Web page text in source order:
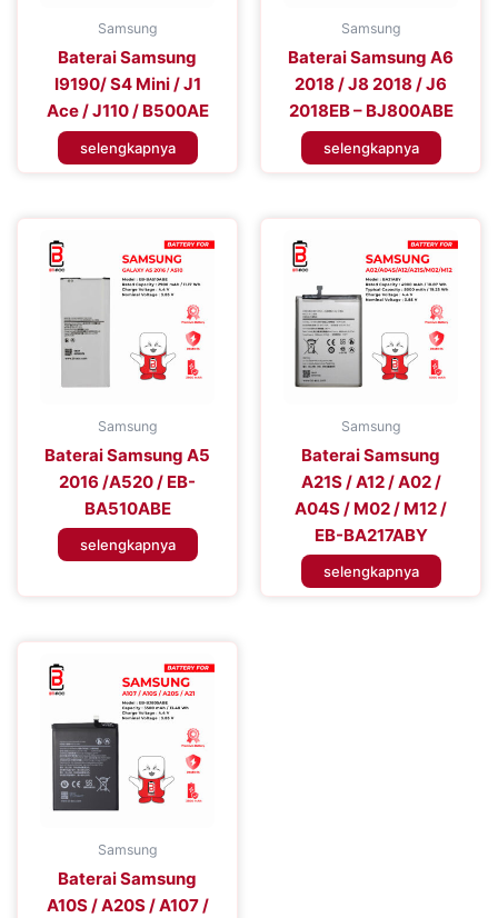
Samsung
Baterai Samsung
I9190/ S4 Mini / J1
Ace / J110 / B500AE
selengkapnya
Samsung
Baterai Samsung A6
2018 / J8 2018 / J6
2018EB – BJ800ABE
selengkapnya
Samsung
Baterai Samsung A5
2016 /A520 / EB-
BA510ABE
selengkapnya
Samsung
Baterai Samsung
A21S / A12 / A02 /
A04S / M02 / M12 /
EB-BA217ABY
selengkapnya
Samsung
Baterai Samsung
A10S / A20S / A107 /